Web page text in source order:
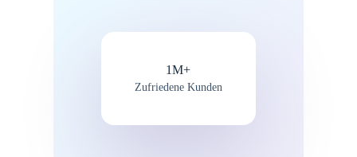
1M+
Zufriedene Kunden